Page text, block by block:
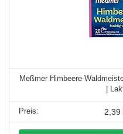
Meßmer Himbeere-
|
2,39